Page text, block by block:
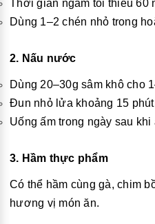
Thời gian ngâm tối thiểu 60
Dùng 1–2 chén nhỏ trong
2. Nấu nước
Dùng 20–30g sâm khô cho
Đun nhỏ lửa khoảng 15
Uống ấm trong ngày sau khi
3. Hầm thực phẩm
Có thể hầm cùng gà, chim
hương vị món ăn.